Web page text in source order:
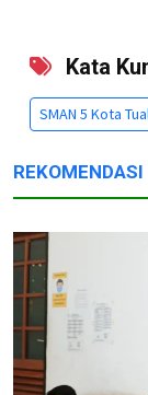
Kata
SMAN 5 Kota Tual
REKOMENDASI